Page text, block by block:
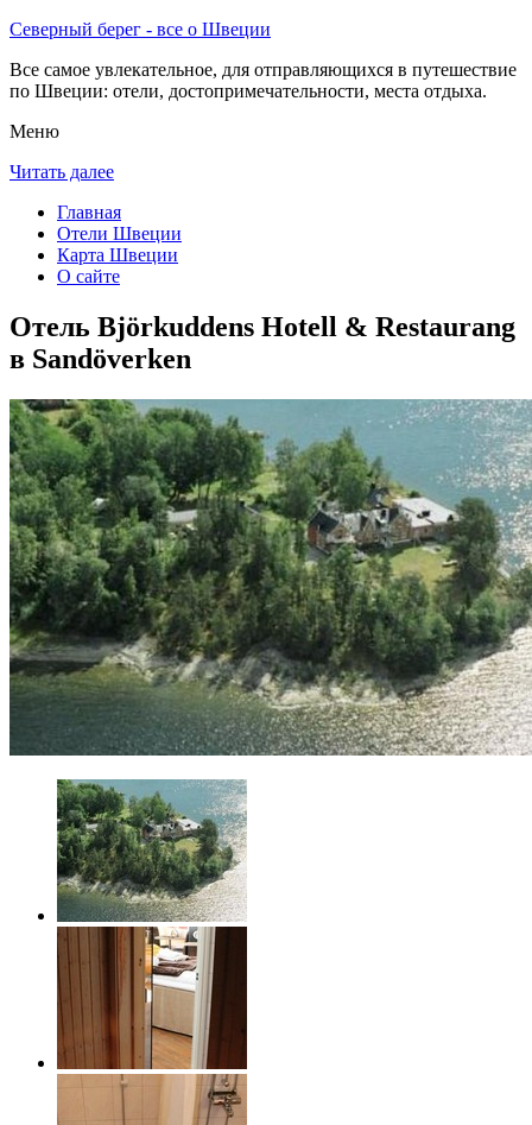
Северный берег - все о Швеции
Все самое увлекательное, для отправляющихся в путешествие
по Швеции: отели, достопримечательности, места отдыха.
Меню
Читать далее
Главная
Отели Швеции
Карта Швеции
О сайте
Отель Björkuddens Hotell & Restaurang
в Sandöverken